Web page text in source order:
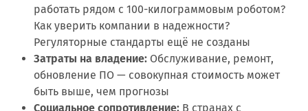
работать рядом с 100-килограммовым роботом?
Как уверить компании в надежности?
Регуляторные стандарты ещё не созданы
Затраты на владение:Обслуживание, ремонт,
обновление ПО — совокупная стоимость может
быть выше, чем прогнозы
Социальное сопротивление:В странах с